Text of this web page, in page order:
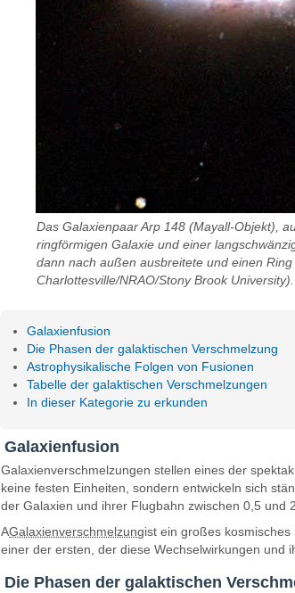
Das Galaxienpaar Arp 148 (Mayall-Objekt),
ringförmigen Galaxie und einer
dann nach außen ausbreitete und einen
Charlottesville/NRAO/Stony Brook University).
Galaxienfusion
Die Phasen der galaktischen Verschmelzung
Astrophysikalische Folgen von Fusionen
Tabelle der galaktischen Verschmelzungen
In dieser Kategorie zu erkunden
Galaxienfusion
Galaxienverschmelzungen stellen eines der
keine festen Einheiten, sondern entwickeln sich
der Galaxien und ihrer Flugbahn zwischen 0,5
AGalaxienverschmelzungist ein großes
einer der ersten, der diese Wechselwirkungen und
Die Phasen der galaktischen